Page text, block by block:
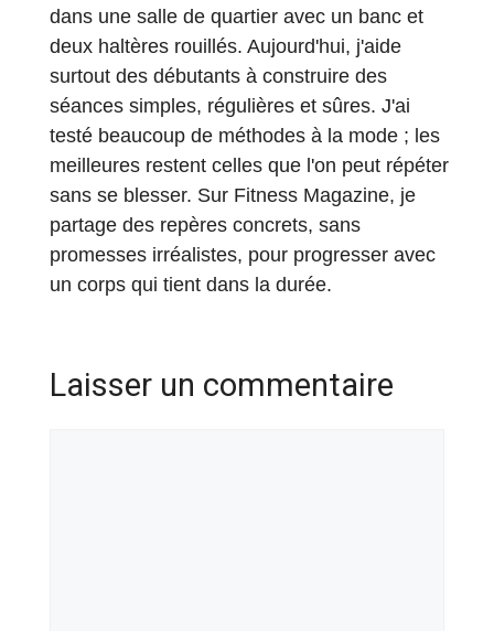
dans une salle de quartier avec un banc et
deux haltères rouillés. Aujourd'hui, j'aide
surtout des débutants à construire des
séances simples, régulières et sûres. J'ai
testé beaucoup de méthodes à la mode ; les
meilleures restent celles que l'on peut répéter
sans se blesser. Sur Fitness Magazine, je
partage des repères concrets, sans
promesses irréalistes, pour progresser avec
un corps qui tient dans la durée.
Laisser un commentaire